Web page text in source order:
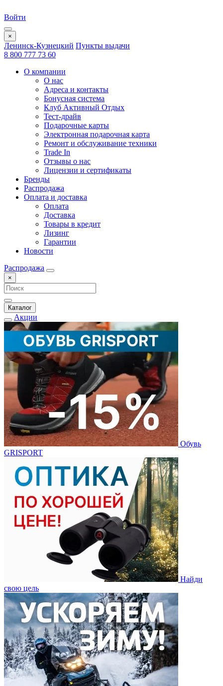
Войти
×
Ленинск-Кузнецкий Пункты выдачи
8 800 777 73 60
О компании
О нас
Адреса и контакты
Бонусная система
Клуб Активный Отдых
Тест-драйв
Подарочные карты
Электронная подарочная карта
Ремонт и обслуживание техники
Trade In
Отзывы о нас
Лицензии и сертификаты
Бренды
Распродажа
Оплата и доставка
Оплата
Доставка
Товары в кредит
Лизинг
Гарантии
Новости
Распродажа
×
Каталог
Акции
Обувь
GRISPORT
Найди
свою цель